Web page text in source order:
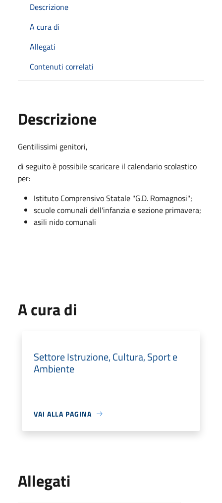
Descrizione
A cura di
Allegati
Contenuti correlati
Descrizione
Gentilissimi genitori,
di seguito è possibile scaricare il calendario scolastico
per:
Istituto Comprensivo Statale "G.D. Romagnosi";
scuole comunali dell'infanzia e sezione primavera;
asili nido comunali
A cura di
Settore Istruzione, Cultura, Sport e
Ambiente
VAI ALLA PAGINA
Allegati